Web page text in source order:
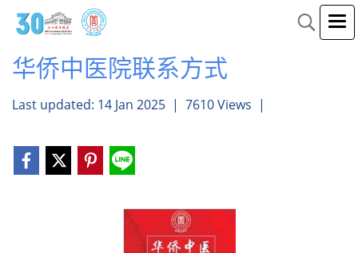
华侨中医院联系方式
Last updated: 14 Jan 2025 | 7610 Views |